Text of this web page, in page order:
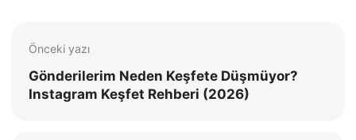
Önceki yazı
Gönderilerim Neden Keşfete Düşmüyor?
Instagram Keşfet Rehberi (2026)